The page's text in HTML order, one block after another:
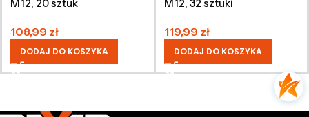
M12, 20 sztuk
108,99 zł
DODAJ DO KOSZYKA
M12, 32 sztuki
119,99 zł
DODAJ DO KOSZYKA